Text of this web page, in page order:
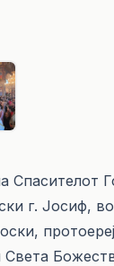
Спасителот
г. Јосиф,
протоереј